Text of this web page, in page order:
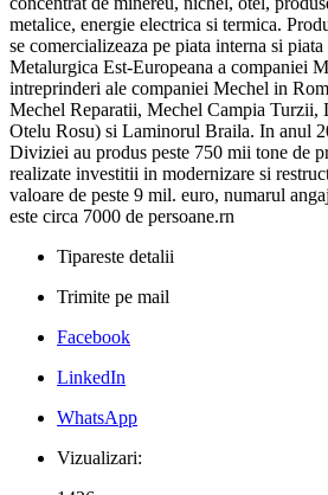
metalice, energie electrica si termica.
se comercializeaza pe piata interna si
Metalurgica Est-Europeana a companiei
intreprinderi ale companiei Mechel in
Mechel Reparatii, Mechel Campia Turzii,
Otelu Rosu) si Laminorul Braila. In anul
Diviziei au produs peste 750 mii tone de
realizate investitii in modernizare si
valoare de peste 9 mil. euro, numarul
este circa 7000 de persoane.rn
Tipareste detalii
Trimite pe mail
Facebook
LinkedIn
WhatsApp
Vizualizari: